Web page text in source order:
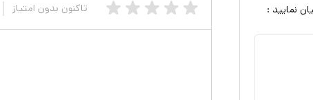
نمایید : تاکنون بدون امتیاز